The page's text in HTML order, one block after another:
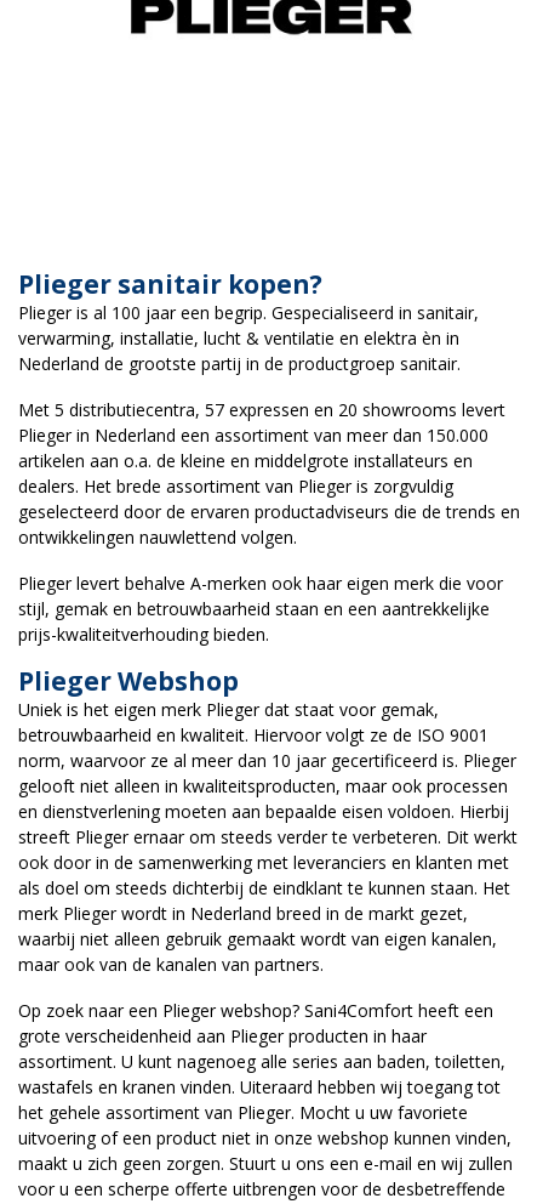
Plieger sanitair kopen?
Plieger is al 100 jaar een begrip. Gespecialiseerd in sanitair,
verwarming, installatie, lucht & ventilatie en elektra èn in
Nederland de grootste partij in de productgroep sanitair.
Met 5 distributiecentra, 57 expressen en 20 showrooms levert
Plieger in Nederland een assortiment van meer dan 150.000
artikelen aan o.a. de kleine en middelgrote installateurs en
dealers. Het brede assortiment van Plieger is zorgvuldig
geselecteerd door de ervaren productadviseurs die de trends en
ontwikkelingen nauwlettend volgen.
Plieger levert behalve A-merken ook haar eigen merk die voor
stijl, gemak en betrouwbaarheid staan en een aantrekkelijke
prijs-kwaliteitverhouding bieden.
Plieger Webshop
Uniek is het eigen merk Plieger dat staat voor gemak,
betrouwbaarheid en kwaliteit. Hiervoor volgt ze de ISO 9001
norm, waarvoor ze al meer dan 10 jaar gecertificeerd is. Plieger
gelooft niet alleen in kwaliteitsproducten, maar ook processen
en dienstverlening moeten aan bepaalde eisen voldoen. Hierbij
streeft Plieger ernaar om steeds verder te verbeteren. Dit werkt
ook door in de samenwerking met leveranciers en klanten met
als doel om steeds dichterbij de eindklant te kunnen staan. Het
merk Plieger wordt in Nederland breed in de markt gezet,
waarbij niet alleen gebruik gemaakt wordt van eigen kanalen,
maar ook van de kanalen van partners.
Op zoek naar een Plieger webshop? Sani4Comfort heeft een
grote verscheidenheid aan Plieger producten in haar
assortiment. U kunt nagenoeg alle series aan baden, toiletten,
wastafels en kranen vinden. Uiteraard hebben wij toegang tot
het gehele assortiment van Plieger. Mocht u uw favoriete
uitvoering of een product niet in onze webshop kunnen vinden,
maakt u zich geen zorgen. Stuurt u ons een e-mail en wij zullen
voor u een scherpe offerte uitbrengen voor de desbetreffende